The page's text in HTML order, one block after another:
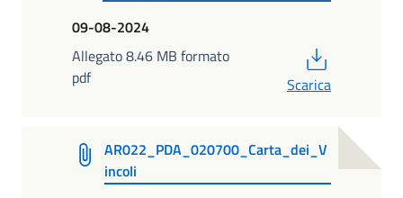
09-08-2024
Allegato 8.46 MB formato
pdf
Scarica
AR022_PDA_020700_Carta_dei_V
incoli